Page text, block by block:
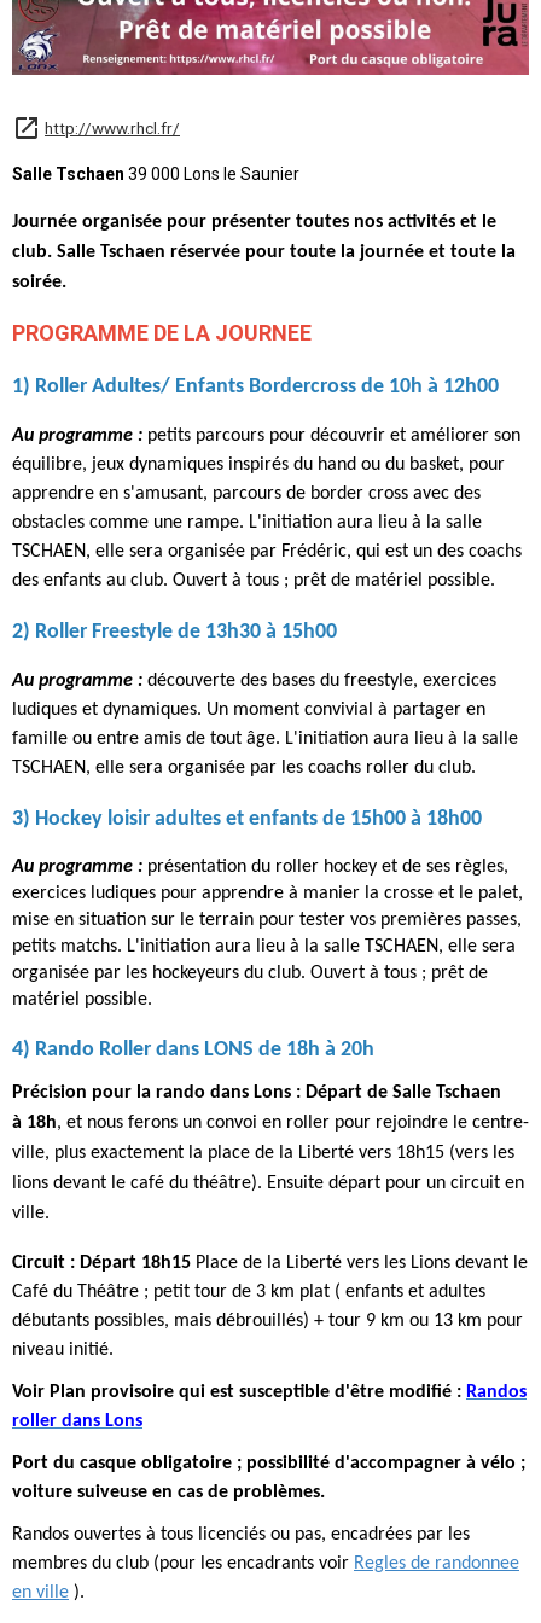
http://www.rhcl.fr/
Salle Tschaen 39 000 Lons le Saunier
Journée organisée pour présenter toutes nos activités et le
club. Salle Tschaen réservée pour toute la journée et toute la
soirée.
PROGRAMME DE LA JOURNEE
1) Roller Adultes/ Enfants Bordercross de 10h à 12h00
Au programme : petits parcours pour découvrir et améliorer son
équilibre, jeux dynamiques inspirés du hand ou du basket, pour
apprendre en s'amusant, parcours de border cross avec des
obstacles comme une rampe. L'initiation aura lieu à la salle
TSCHAEN, elle sera organisée par Frédéric, qui est un des coachs
des enfants au club. Ouvert à tous ; prêt de matériel possible.
2) Roller Freestyle de 13h30 à 15h00
Au programme : découverte des bases du freestyle, exercices
ludiques et dynamiques. Un moment convivial à partager en
famille ou entre amis de tout âge. L'initiation aura lieu à la salle
TSCHAEN, elle sera organisée par les coachs roller du club.
3) Hockey loisir adultes et enfants de 15h00 à 18h00
Au programme : présentation du roller hockey et de ses règles,
exercices ludiques pour apprendre à manier la crosse et le palet,
mise en situation sur le terrain pour tester vos premières passes,
petits matchs. L'initiation aura lieu à la salle TSCHAEN, elle sera
organisée par les hockeyeurs du club. Ouvert à tous ; prêt de
matériel possible.
4) Rando Roller dans LONS de 18h à 20h
Précision pour la rando dans Lons : Départ de Salle Tschaen
à 18h, et nous ferons un convoi en roller pour rejoindre le centre-
ville, plus exactement la place de la Liberté vers 18h15 (vers les
lions devant le café du théâtre). Ensuite départ pour un circuit en
ville.
Circuit : Départ 18h15 Place de la Liberté vers les Lions devant le
Café du Théâtre ; petit tour de 3 km plat ( enfants et adultes
débutants possibles, mais débrouillés) + tour 9 km ou 13 km pour
niveau initié.
Voir Plan provisoire qui est susceptible d'être modifié : Randos
roller dans Lons
Port du casque obligatoire ; possibilité d'accompagner à vélo ;
voiture suiveuse en cas de problèmes.
Randos ouvertes à tous licenciés ou pas, encadrées par les
membres du club (pour les encadrants voir Regles de randonnee
en ville ).